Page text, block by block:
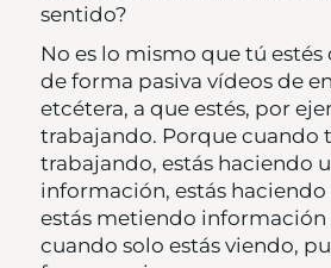
sentido?
No es lo mismo que tú
de forma pasiva vídeos de
etcétera, a que estés, por
trabajando. Porque cuando
trabajando, estás haciendo
información, estás haciendo
estás metiendo información
cuando solo estás viendo,